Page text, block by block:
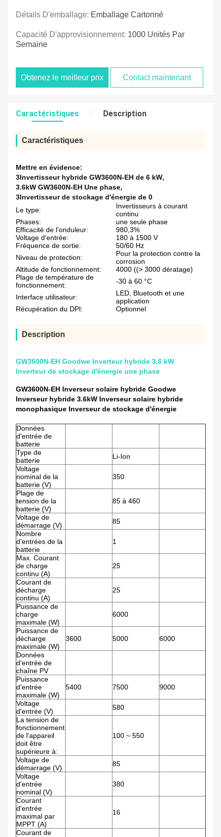
Détails D'emballage: Emballage Cartonné
Capacité D'approvisionnement: 1000 Unités Par
Semaine
Obtenez le meilleur prix Contact maintenant
Caractéristiques Description
Caractéristiques
Mettre en évidence:
3Invertisseur hybride GW3600N-EH de 6 kW,
3.6kW GW3600N-EH Une phase,
3Invertisseur de stockage d'énergie de 0
Le type:
Invertisseurs à courant
continu
Phases:
une seule phase
Efficacité de l'onduleur:
980,3%
Voltage d'entrée:
180 à 1500 V
Fréquence de sortie:
50/60 Hz
Niveau de protection:
Pour la protection contre la
corrosion
Altitude de fonctionnement:
4000 ((> 3000 dératage)
Plage de température de
fonctionnement:
-30 à 60 °C
Interface utilisateur:
LED, Bluetooth et une
application
Récupération du DPI:
Optionnel
Description
GW3600N-EH Goodwe Inverteur hybride 3,6 kW
Inverteur de stockage d'énergie une phase
GW3600N-EH Inverseur solaire hybride Goodwe
Inverseur hybride 3.6kW Inverseur solaire hybride
monophasique Inverseur de stockage d'énergie
Données
d'entrée de
batterie
Type de
batterie
Li-Ion
Voltage
nominal de la
batterie (V)
350
Plage de
tension de la
batterie (V)
85 à 460
Voltage de
démarrage (V)
85
Nombre
d'entrées de la
batterie
1
Max. Courant
de charge
continu (A)
25
Courant de
décharge
continu (A)
25
Puissance de
charge
maximale (W)
6000
Puissance de
décharge
maximale (W)
3600 5000 6000
Données
d'entrée de
chaîne PV
Puissance
d'entrée
maximale (W)
5400 7500 9000
Voltage
d'entrée (V)
580
La tension de
fonctionnement
de l'appareil
doit être
supérieure à:
100 ~ 550
Voltage de
démarrage (V)
85
Voltage
d'entrée
nominal (V)
380
Courant
d'entrée
maximal par
MPPT (A)
16
Courant de